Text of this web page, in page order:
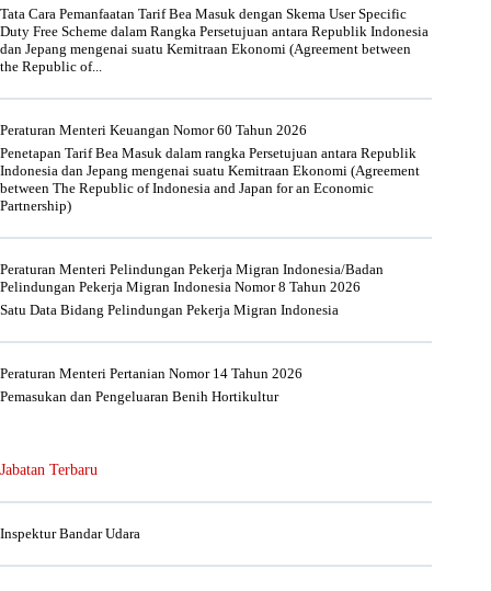
Tata Cara Pemanfaatan Tarif Bea Masuk dengan Skema User Specific
Duty Free Scheme dalam Rangka Persetujuan antara Republik Indonesia
dan Jepang mengenai suatu Kemitraan Ekonomi (Agreement between
the Republic of...
Peraturan Menteri Keuangan Nomor 60 Tahun 2026
Penetapan Tarif Bea Masuk dalam rangka Persetujuan antara Republik
Indonesia dan Jepang mengenai suatu Kemitraan Ekonomi (Agreement
between The Republic of Indonesia and Japan for an Economic
Partnership)
Peraturan Menteri Pelindungan Pekerja Migran Indonesia/Badan
Pelindungan Pekerja Migran Indonesia Nomor 8 Tahun 2026
Satu Data Bidang Pelindungan Pekerja Migran Indonesia
Peraturan Menteri Pertanian Nomor 14 Tahun 2026
Pemasukan dan Pengeluaran Benih Hortikultur
Jabatan Terbaru
Inspektur Bandar Udara